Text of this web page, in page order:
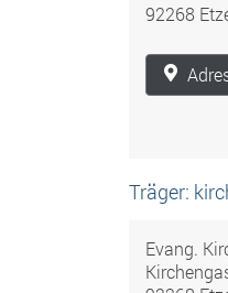
92268
Träger:
Evang.